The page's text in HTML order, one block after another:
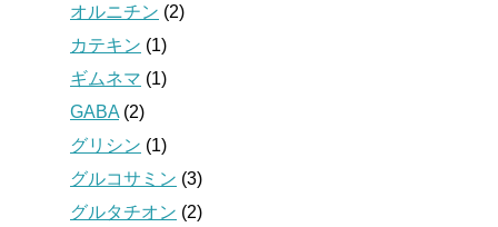
オルニチン (2)
カテキン (1)
ギムネマ (1)
GABA (2)
グリシン (1)
グルコサミン (3)
グルタチオン (2)